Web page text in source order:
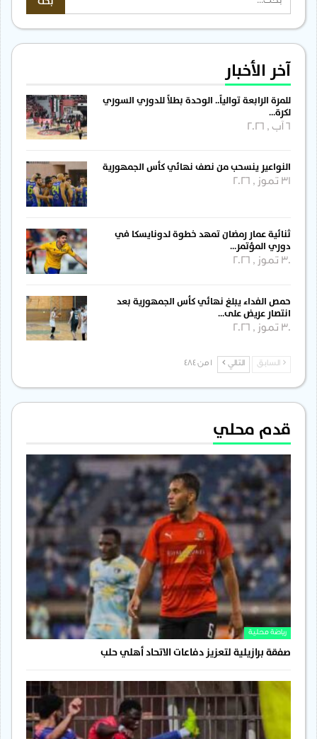
آخر الأخبار
للمرة الرابعة توالياً.. الوحدة بطلاً للدوري السوري
لكرة…
النواعير ينسحب من نصف نهائي كأس الجمهورية
31 تموز , 2026
ثنائية عمار رمضان تمهد خطوة لدونايسكا في
دوري المؤتمر…
30 تموز , 2026
حمص الفداء يبلغ نهائي كأس الجمهورية بعد
انتصار عريض على…
30 تموز , 2026
السابق التالي
قدم محلي
رياضة محلية
صفقة برازيلية لتعزيز دفاعات الاتحاد أهلي حلب